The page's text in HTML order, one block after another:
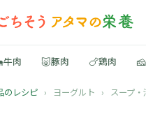
牛肉 🐷豚肉 🍗鶏肉 🧀
のレシピ › ヨーグルト › スープ